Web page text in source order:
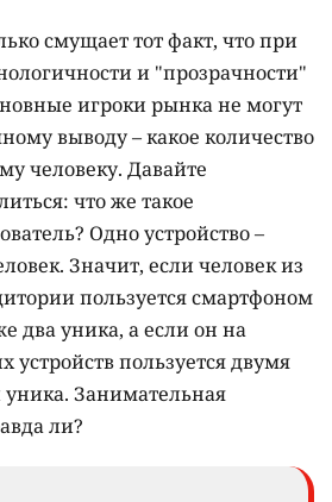
смущает тот факт, что при
и "прозрачности"
игроки рынка не могут
выводу – какое количество
человеку. Давайте
что же такое
Одно устройство –
Значит, если человек из
пользуется смартфоном
два уника, а если он на
устройств пользуется двумя
уника. Занимательная
ли?